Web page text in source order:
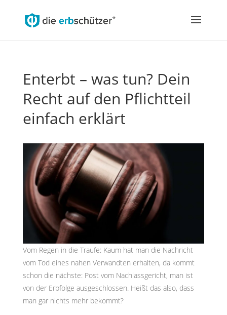
Enterbt – was tun? Dein
Recht auf den Pflichtteil
einfach erklärt
Vom Regen in die Traufe: Kaum hat man die Nachricht
vom Tod eines nahen Verwandten erhalten, da kommt
schon die nächste: Post vom Nachlassgericht, man ist
von der Erbfolge ausgeschlossen. Heißt das also, dass
man gar nichts mehr bekommt?